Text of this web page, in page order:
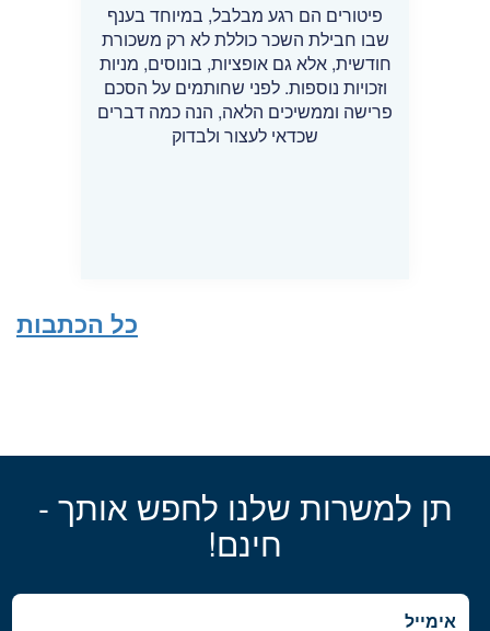
פיטורים הם רגע מבלבל, במיוחד בענף
שבו חבילת השכר כוללת לא רק משכורת
חודשית, אלא גם אופציות, בונוסים, מניות
וזכויות נוספות. לפני שחותמים על הסכם
פרישה וממשיכים הלאה, הנה כמה דברים
שכדאי לעצור ולבדוק
כל הכתבות
תן למשרות שלנו לחפש אותך -
חינם!